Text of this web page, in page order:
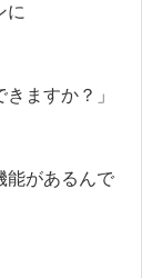
に
ますか？」
能があるんで